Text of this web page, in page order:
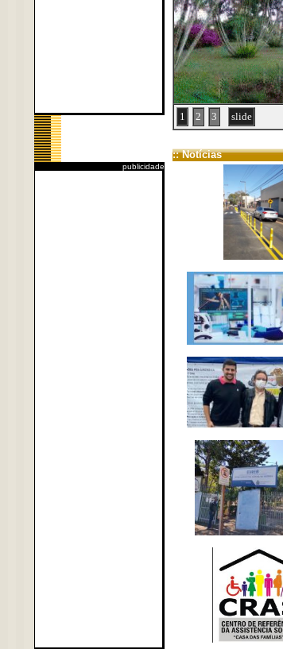
publicidade
1 2 3 slide
:: Notícias